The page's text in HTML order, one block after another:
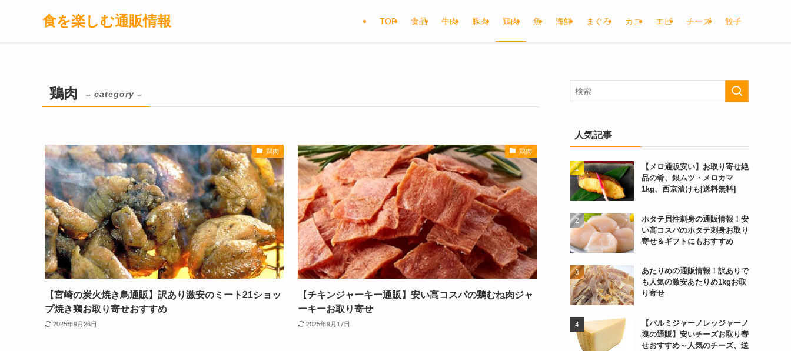
食を楽しむ通販情報 TOP 食品 牛肉 豚肉 鶏肉 魚 海鮮 まぐろ カニ エビ チーズ 餃子
鶏肉 – category –
鶏肉
【宮崎の炭火焼き鳥通販】訳あり激安のミート21ショッ
プ焼き鶏お取り寄せおすすめ
2025年9月26日
鶏肉
【チキンジャーキー通販】安い高コスパの鶏むね肉ジャ
ーキーお取り寄せ
2025年9月17日
人気記事
【メロ通販安い】お取り寄せ絶
品の肴、銀ムツ・メロカマ
1kg、西京漬けも[送料無料]
ホタテ貝柱刺身の通販情報！安
い高コスパのホタテ刺身お取り
寄せ＆ギフトにもおすすめ
あたりめの通販情報！訳ありで
も人気の激安あたりめ1kgお取
り寄せ
【パルミジャーノレッジャーノ
塊の通販】安いチーズお取り寄
せおすすめ～人気のチーズ、送